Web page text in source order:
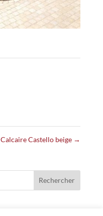
Calcaire Castello beige →